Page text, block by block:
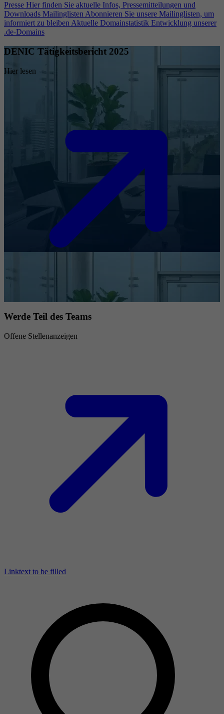
Presse Hier finden Sie aktuelle Infos, Pressemitteilungen und
Downloads Mailinglisten Abonnieren Sie unsere Mailinglisten, um
informiert zu bleiben Aktuelle Domainstatistik Entwicklung unserer
.de-Domains
DENIC Tätigkeitsbericht 2025
Hier lesen
Werde Teil des Teams
Offene Stellenanzeigen
Linktext to be filled